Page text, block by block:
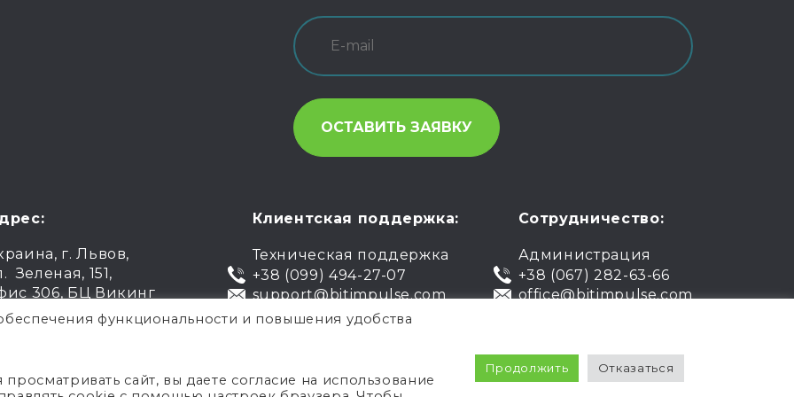
г. Львов,
Зеленая, 151,
306, БЦ Викинг
Клиентская поддержка:
Техническая поддержка
+38 (099) 494-27-07
support@bitimpulse.com
Сотрудничество:
Администрация
+38 (067) 282-63-66
office@bitimpulse.com
Публичная оферта
Гарантия
Политика
Условия использования
функциональности и повышения удобства
сайт, вы даете согласие на использование
Продолжить Отказаться